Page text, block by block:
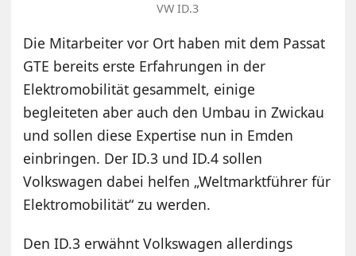
VW ID.3
Die Mitarbeiter vor Ort haben mit dem Passat
GTE bereits erste Erfahrungen in der
Elektromobilität gesammelt, einige
begleiteten aber auch den Umbau in Zwickau
und sollen diese Expertise nun in Emden
einbringen. Der ID.3 und ID.4 sollen
Volkswagen dabei helfen „Weltmarktführer für
Elektromobilität“ zu werden.
Den ID.3 erwähnt Volkswagen allerdings